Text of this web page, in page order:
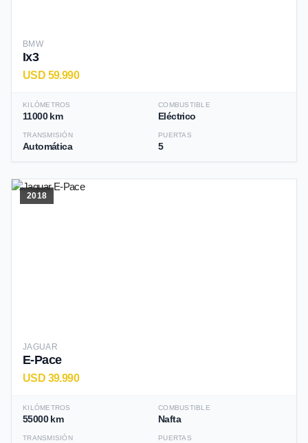
BMW
Ix3
USD 59.990
KILÓMETROS
11000 km
COMBUSTIBLE
Eléctrico
TRANSMISIÓN
Automática
PUERTAS
5
2018
JAGUAR
E-Pace
USD 39.990
KILÓMETROS
55000 km
COMBUSTIBLE
Nafta
TRANSMISIÓN PUERTAS